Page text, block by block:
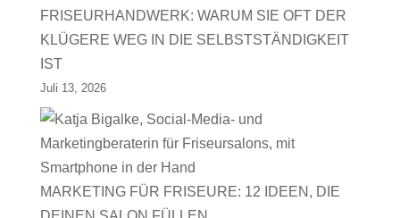
FRISEURHANDWERK: WARUM SIE OFT DER
KLÜGERE WEG IN DIE SELBSTSTÄNDIGKEIT
IST
Juli 13, 2026
MARKETING FÜR FRISEURE: 12 IDEEN, DIE